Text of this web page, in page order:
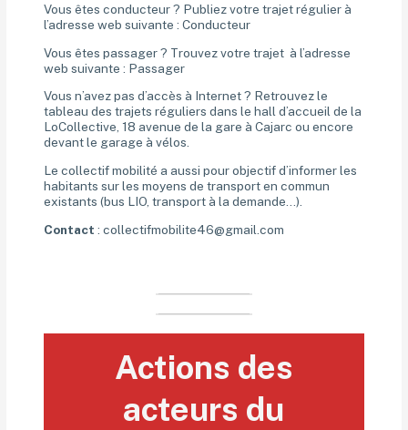
Vous êtes conducteur ? Publiez votre trajet régulier à
l’adresse web suivante :Conducteur
Vous êtes passager ? Trouvez votre trajet à l’adresse
web suivante : Passager
Vous n’avez pas d’accès à Internet ? Retrouvez le
tableau des trajets réguliers dans le hall d’accueil de la
LoCollective, 18 avenue de la gare à Cajarc ou encore
devant le garage à vélos.
Le collectif mobilité a aussi pour objectif d’informer les
habitants sur les moyens de transport en commun
existants (bus LIO, transport à la demande…).
Contact : collectifmobilite46@gmail.com
Actions des
acteurs du